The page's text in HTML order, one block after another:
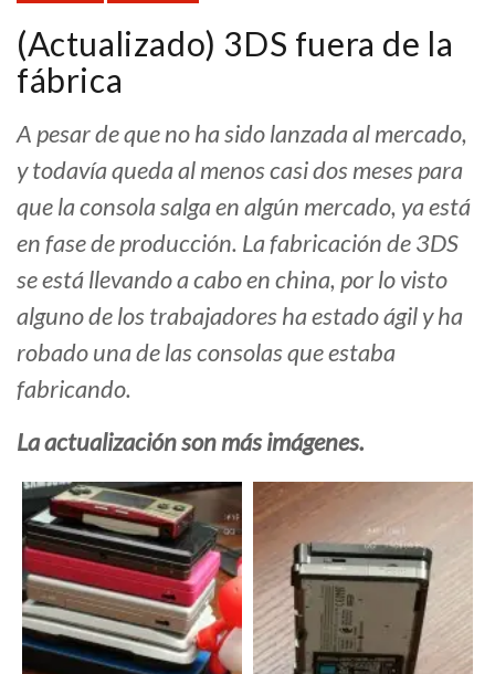
(Actualizado) 3DS fuera de la
fábrica
A pesar de que no ha sido lanzada al mercado,
y todavía queda al menos casi dos meses para
que la consola salga en algún mercado, ya está
en fase de producción. La fabricación de 3DS
se está llevando a cabo en china, por lo visto
alguno de los trabajadores ha estado ágil y ha
robado una de las consolas que estaba
fabricando.
La actualización son más imágenes.